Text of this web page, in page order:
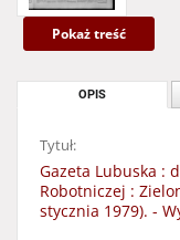
Pokaż treść
OPIS
Tytuł:
Gazeta Lubuska :
Robotniczej :
stycznia 1979). -